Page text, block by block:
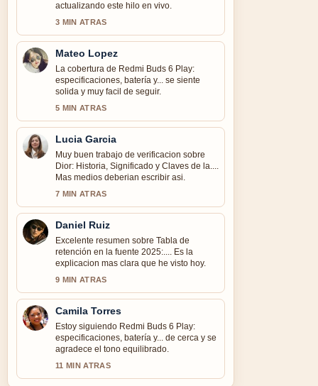
actualizando este hilo en vivo.
3 MIN ATRAS
Mateo Lopez
La cobertura de Redmi Buds 6 Play:
especificaciones, batería y... se siente
solida y muy facil de seguir.
5 MIN ATRAS
Lucia Garcia
Muy buen trabajo de verificacion sobre
Dior: Historia, Significado y Claves de la....
Mas medios deberian escribir asi.
7 MIN ATRAS
Daniel Ruiz
Excelente resumen sobre Tabla de
retención en la fuente 2025:.... Es la
explicacion mas clara que he visto hoy.
9 MIN ATRAS
Camila Torres
Estoy siguiendo Redmi Buds 6 Play:
especificaciones, batería y... de cerca y se
agradece el tono equilibrado.
11 MIN ATRAS